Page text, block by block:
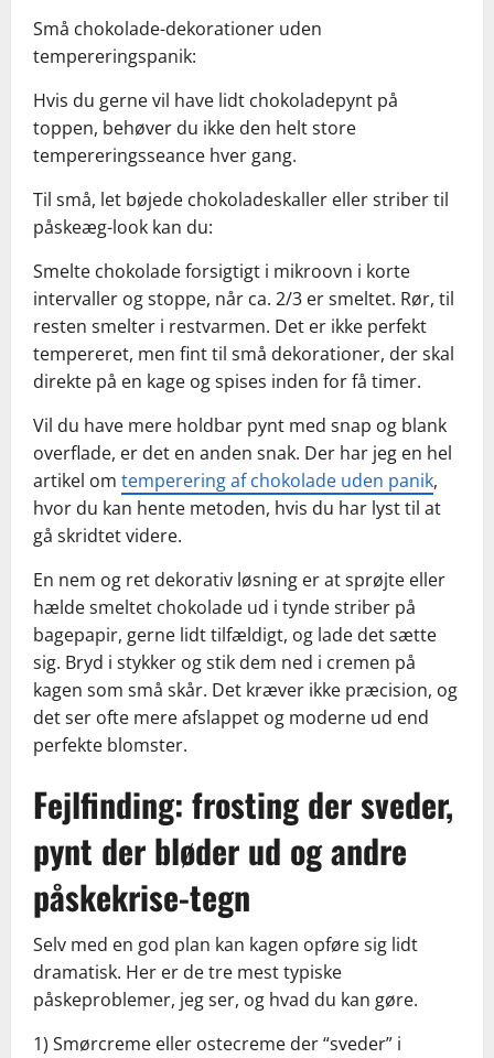
Små chokolade-dekorationer uden
tempereringspanik:
Hvis du gerne vil have lidt chokoladepynt på
toppen, behøver du ikke den helt store
tempereringsseance hver gang.
Til små, let bøjede chokoladeskaller eller striber til
påskeæg-look kan du:
Smelte chokolade forsigtigt i mikroovn i korte
intervaller og stoppe, når ca. 2/3 er smeltet. Rør, til
resten smelter i restvarmen. Det er ikke perfekt
tempereret, men fint til små dekorationer, der skal
direkte på en kage og spises inden for få timer.
Vil du have mere holdbar pynt med snap og blank
overflade, er det en anden snak. Der har jeg en hel
artikel om temperering af chokolade uden panik,
hvor du kan hente metoden, hvis du har lyst til at
gå skridtet videre.
En nem og ret dekorativ løsning er at sprøjte eller
hælde smeltet chokolade ud i tynde striber på
bagepapir, gerne lidt tilfældigt, og lade det sætte
sig. Bryd i stykker og stik dem ned i cremen på
kagen som små skår. Det kræver ikke præcision, og
det ser ofte mere afslappet og moderne ud end
perfekte blomster.
Fejlfinding: frosting der sveder,
pynt der bløder ud og andre
påskekrise-tegn
Selv med en god plan kan kagen opføre sig lidt
dramatisk. Her er de tre mest typiske
påskeproblemer, jeg ser, og hvad du kan gøre.
1) Smørcreme eller ostecreme der “sveder” i